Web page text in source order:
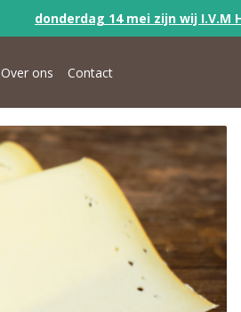
donderdag 14 mei zijn wij
Over ons Contact